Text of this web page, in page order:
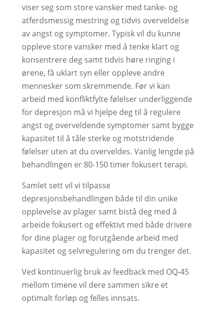
viser seg som store vansker med tanke- og
atferdsmessig mestring og tidvis overveldelse
av angst og symptomer. Typisk vil du kunne
oppleve store vansker med å tenke klart og
konsentrere deg samt tidvis høre ringing i
ørene, få uklart syn eller oppleve andre
mennesker som skremmende. Før vi kan
arbeid med konfliktfylte følelser underliggende
for depresjon må vi hjelpe deg til å regulere
angst og overveldende symptomer samt bygge
kapasitet til å tåle sterke og motstridende
følelser uten at du overveldes. Vanlig lengde på
behandlingen er 80-150 timer fokusert terapi.
Samlet sett vil vi tilpasse
depresjonsbehandlingen både til din unike
opplevelse av plager samt bistå deg med å
arbeide fokusert og effektivt med både drivere
for dine plager og forutgående arbeid med
kapasitet og selvregulering om du trenger det.
Ved kontinuerlig bruk av feedback med OQ-45
mellom timene vil dere sammen sikre et
optimalt forløp og felles innsats.